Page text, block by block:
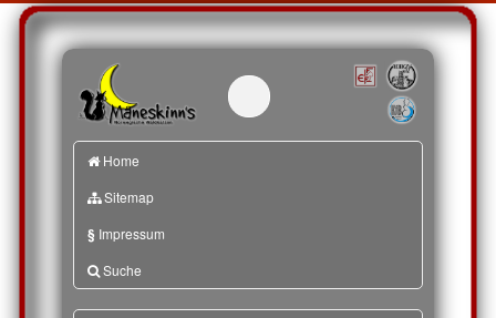
Home
Sitemap
§ Impressum
Suche